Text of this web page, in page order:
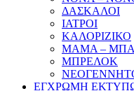
ΔΑΣΚΑΛΟΙ
ΙΑΤΡΟΙ
ΚΑΛΟΡΙΖΙΚΟ
ΜΑΜΑ –
ΜΠΡΕΛΟΚ
ΕΓΧΡΩΜΗ